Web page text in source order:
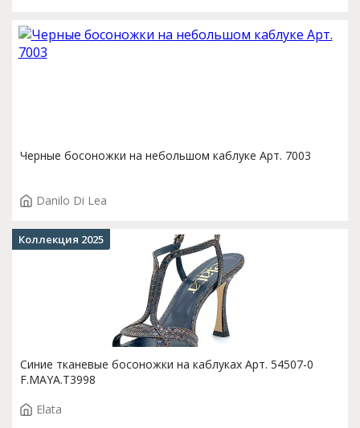
Черные босоножки на небольшом каблуке Арт. 7003
Danilo Di Lea
Синие тканевые босоножки на каблуках Арт. 54507-0
F.MAYA.T3998
Elata
Коллекция 2025